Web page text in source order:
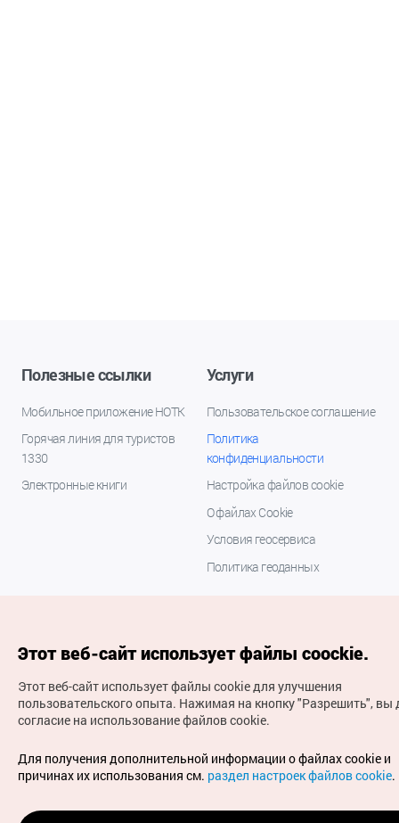
Полезные ссылки
Мобильное приложение НОТК
Горячая линия для туристов
1330
Электронные книги
Услуги
Пользовательское соглашение
Политика
конфиденциальности
Настройка файлов cookie
О файлах Cookie
Условия геосервиса
Политика геоданных
(с) Национальная организация туризма Кореи Все
права защищены
Для извещения об ошибках и проблемах, связанных с
работой веб-сайта, направляйте ваши запросы на
официальный адрес электронной почты
Этот веб-сайт использует файлы coockie.
Этот веб-сайт использует файлы cookie для улучшения
пользовательского опыта. Нажимая на кнопку "Разрешить", вы
согласие на использование файлов cookie.
Для получения дополнительной информации о файлах cookie и
причинах их использования см. раздел настроек файлов cookie.